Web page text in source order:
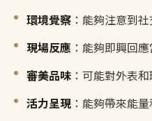
環境覺察 ：能夠注意到
現場反應 ：能夠即興回
審美品味 ：可能對外表
活力呈現 ：能夠帶來能